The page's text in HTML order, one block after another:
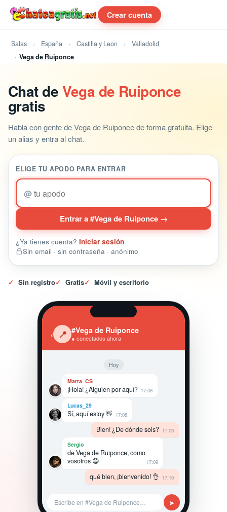
Crear cuenta
Salas España Castilla y Leon
Valladolid
Vega de Ruiponce
Chat deVega de Ruiponce
gratis
Habla con gente de Vega de Ruiponce de forma gratuita. Elige
un alias y entra al chat.
ELIGE TU APODO PARA ENTRAR
@
Entrar a #Vega de Ruiponce →
¿Ya tienes cuenta? Iniciar sesión
Sin email · sin contraseña · anónimo
✓ Sin registro✓ Gratis✓ Móvil y escritorio
‹ 📍 #Vega de Ruiponce
● conectados ahora
Hoy
Marta_CS
¡Hola! ¿Alguien por aquí? 17:08
Lucas_29
Sí, aquí estoy 👋 17:08
Bien! ¿De dónde sois? 17:09
Sergio
de Vega de Ruiponce, como
vosotros 😄
17:09
qué bien, ¡bienvenido! 👌 17:10
Escribe en #Vega de Ruiponce… ➤